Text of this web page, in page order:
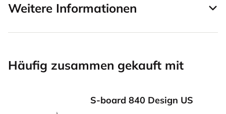
Weitere Informationen
Häufig zusammen gekauft mit
S-board 840 Design US